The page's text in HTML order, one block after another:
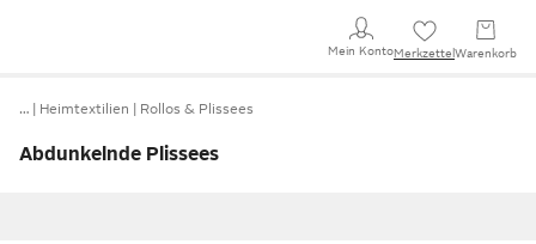
Mein KontoMerkzettel Warenkorb
… Heimtextilien Rollos & Plissees
Abdunkelnde Plissees